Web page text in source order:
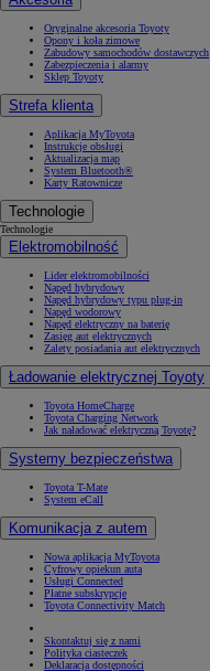
Oryginalne akcesoria Toyoty
Opony i koła zimowe
Zabudowy samochodów dostawczych
Zabezpieczenia i alarmy
Sklep Toyoty
Strefa klienta
Aplikacja MyToyota
Instrukcje obsługi
Aktualizacja map
System Bluetooth®
Karty Ratownicze
Technologie
Technologie
Elektromobilność
Lider elektromobilności
Napęd hybrydowy
Napęd hybrydowy typu plug-in
Napęd wodorowy
Napęd elektryczny na baterię
Zasięg aut elektrycznych
Zalety posiadania aut elektrycznych
Ładowanie elektrycznej Toyoty
Toyota HomeCharge
Toyota Charging Network
Jak naładować elektryczną Toyotę?
Systemy bezpieczeństwa
Toyota T-Mate
System eCall
Komunikacja z autem
Nowa aplikacja MyToyota
Cyfrowy opiekun auta
Usługi Connected
Płatne subskrypcje
Toyota Connectivity Match
Skontaktuj się z nami
Polityka ciasteczek
Deklaracja dostępności